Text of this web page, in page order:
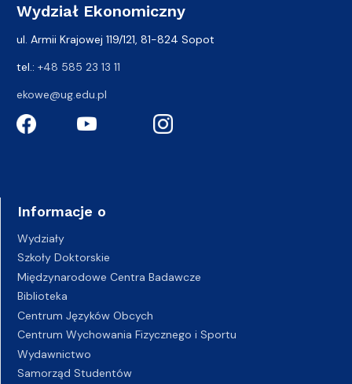
Wydział Ekonomiczny
ul. Armii Krajowej 119/121, 81-824 Sopot
tel.: +48 585 23 13 11
ekowe@ug.edu.pl
Informacje o
Wydziały
Szkoły Doktorskie
Międzynarodowe Centra Badawcze
Biblioteka
Centrum Języków Obcych
Centrum Wychowania Fizycznego i Sportu
Wydawnictwo
Samorząd Studentów